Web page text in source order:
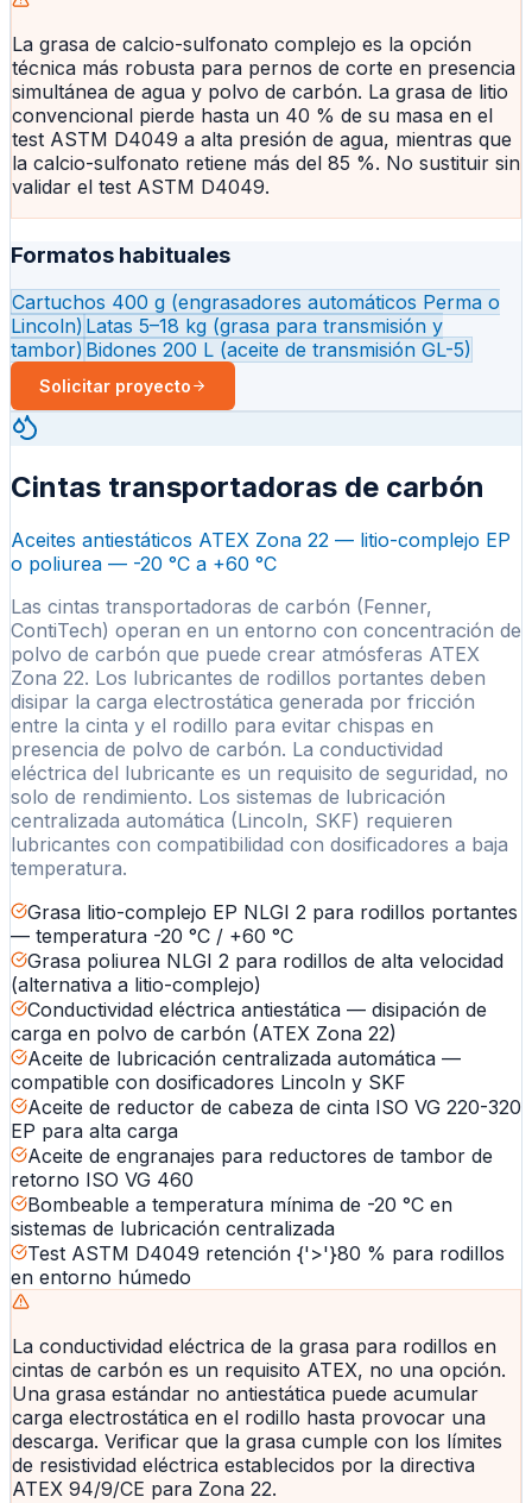
La grasa de calcio-sulfonato complejo es la opción
técnica más robusta para pernos de corte en presencia
simultánea de agua y polvo de carbón. La grasa de litio
convencional pierde hasta un 40 % de su masa en el
test ASTM D4049 a alta presión de agua, mientras que
la calcio-sulfonato retiene más del 85 %. No sustituir sin
validar el test ASTM D4049.
Formatos habituales
Cartuchos 400 g (engrasadores automáticos Perma o
Lincoln) Latas 5–18 kg (grasa para transmisión y
tambor) Bidones 200 L (aceite de transmisión GL-5)
Solicitar proyecto
Cintas transportadoras de carbón
Aceites antiestáticos ATEX Zona 22 — litio-complejo EP
o poliurea — -20 °C a +60 °C
Las cintas transportadoras de carbón (Fenner,
ContiTech) operan en un entorno con concentración de
polvo de carbón que puede crear atmósferas ATEX
Zona 22. Los lubricantes de rodillos portantes deben
disipar la carga electrostática generada por fricción
entre la cinta y el rodillo para evitar chispas en
presencia de polvo de carbón. La conductividad
eléctrica del lubricante es un requisito de seguridad, no
solo de rendimiento. Los sistemas de lubricación
centralizada automática (Lincoln, SKF) requieren
lubricantes con compatibilidad con dosificadores a baja
temperatura.
Grasa litio-complejo EP NLGI 2 para rodillos portantes
— temperatura -20 °C / +60 °C
Grasa poliurea NLGI 2 para rodillos de alta velocidad
(alternativa a litio-complejo)
Conductividad eléctrica antiestática — disipación de
carga en polvo de carbón (ATEX Zona 22)
Aceite de lubricación centralizada automática —
compatible con dosificadores Lincoln y SKF
Aceite de reductor de cabeza de cinta ISO VG 220-320
EP para alta carga
Aceite de engranajes para reductores de tambor de
retorno ISO VG 460
Bombeable a temperatura mínima de -20 °C en
sistemas de lubricación centralizada
Test ASTM D4049 retención {'>'}80 % para rodillos
en entorno húmedo
La conductividad eléctrica de la grasa para rodillos en
cintas de carbón es un requisito ATEX, no una opción.
Una grasa estándar no antiestática puede acumular
carga electrostática en el rodillo hasta provocar una
descarga. Verificar que la grasa cumple con los límites
de resistividad eléctrica establecidos por la directiva
ATEX 94/9/CE para Zona 22.